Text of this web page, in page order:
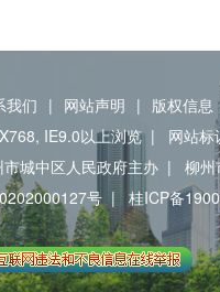
我们 | 网站声明 | 版权信息
IE9.0以上浏览 |
网站
城中区人民政府主办 |
柳州
号 | 桂ICP备